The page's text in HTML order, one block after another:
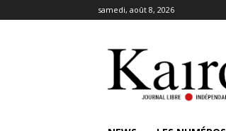
samedi, août 8, 2026